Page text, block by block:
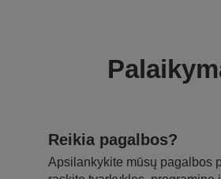
Reikia pagalbos?
Apsilankykite mūsų pagalbos